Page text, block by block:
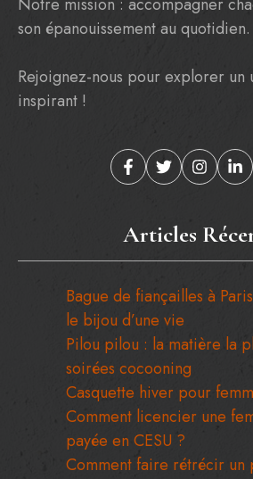
et tendances.
Notre mission : accompagner
Rejoignez-nous pour explorer un
Articles
Bague de fiançailles à
le bijou d’une vie
Pilou pilou : la matière la
soirées cocooning
Casquette hiver pour
Comment licencier une
payée en CESU ?